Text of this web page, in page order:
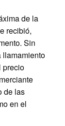
de la
recibió,
Sin
llamamiento
precio
de las
en el